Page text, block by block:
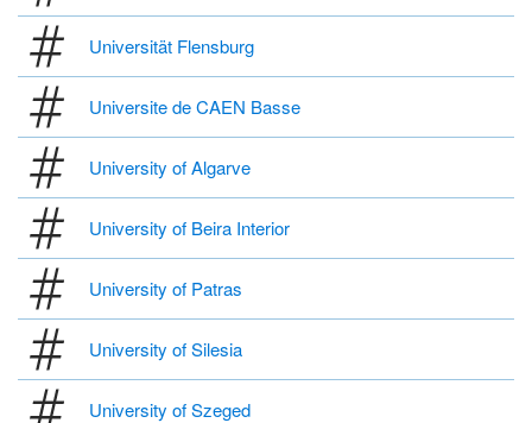
Universität Flensburg
Universite de CAEN Basse
University of Algarve
University of Beira Interior
University of Patras
University of Silesia
University of Szeged